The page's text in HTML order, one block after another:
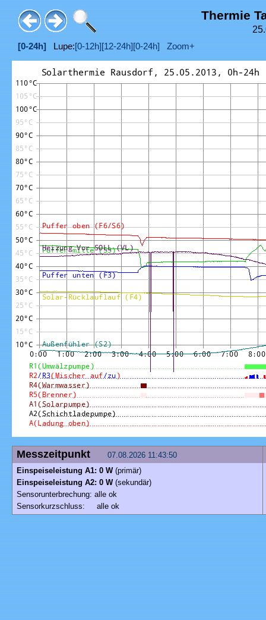
Thermie
25.
[0-24h] Lupe:[0-12h] [12-24h] [0-24h] Zoom+
Messzeitpunkt
07.08.2026 11:43:50
Einspeiseleistung A1: 0 W (primär)
Einspeiseleistung A2: 0 W(sekundär)
Sensorunterbrechung: alle ok
Sensorkurzschluss: alle ok